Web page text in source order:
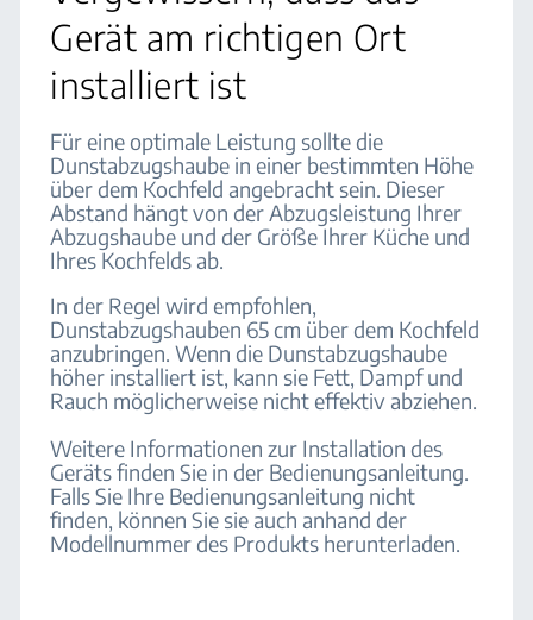
Gerät am richtigen Ort
installiert ist
Für eine optimale Leistung sollte die
Dunstabzugshaube in einer bestimmten Höhe
über dem Kochfeld angebracht sein. Dieser
Abstand hängt von der Abzugsleistung Ihrer
Abzugshaube und der Größe Ihrer Küche und
Ihres Kochfelds ab.
In der Regel wird empfohlen,
Dunstabzugshauben 65 cm über dem Kochfeld
anzubringen. Wenn die Dunstabzugshaube
höher installiert ist, kann sie Fett, Dampf und
Rauch möglicherweise nicht effektiv abziehen.
Weitere Informationen zur Installation des
Geräts finden Sie in der Bedienungsanleitung.
Falls Sie Ihre Bedienungsanleitung nicht
finden, können Sie sie auch anhand der
Modellnummer des Produkts herunterladen.